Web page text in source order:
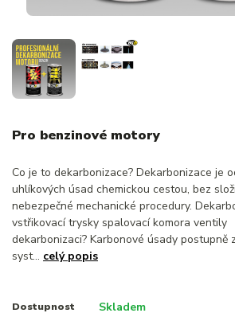
Pro benzinové motory
Co je to dekarbonizace? Dekarbonizace je
uhlíkových úsad chemickou cestou, bez
nebezpečné mechanické procedury.
vstřikovací trysky spalovací komora ventily
dekarbonizaci? Karbonové úsady postupně
syst... celý popis
Dostupnost Skladem